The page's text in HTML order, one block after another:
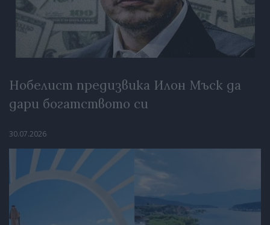
Нобелист предизвика Илон Мъск да
дари богатството си
30.07.2026